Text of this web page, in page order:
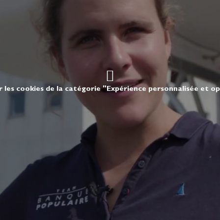
cookies de la catégorie "Expérience personnalisée et